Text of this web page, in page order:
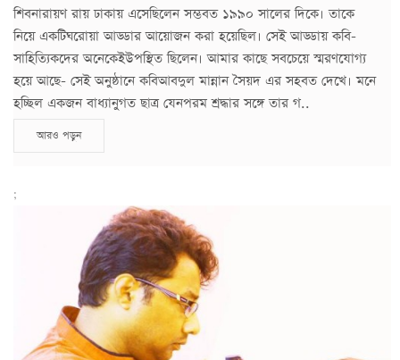
শিবনারায়ণ রায় ঢাকায় এসেছিলেন সম্ভবত ১৯৯০ সালের দিকে। তাকে
নিয়ে একটিঘরোয়া আড্ডার আয়োজন করা হয়েছিল। সেই আড্ডায় কবি-
সাহিত্যিকদের অনেকেইউপস্থিত ছিলেন। আমার কাছে সবচেয়ে স্মরণযোগ্য
হয়ে আছে- সেই অনুষ্ঠানে কবিআবদুল মান্নান সৈয়দ এর সহবত দেখে। মনে
হচ্ছিল একজন বাধ্যানুগত ছাত্র যেনপরম শ্রদ্ধার সঙ্গে তার গ..
আরও পড়ুন
;